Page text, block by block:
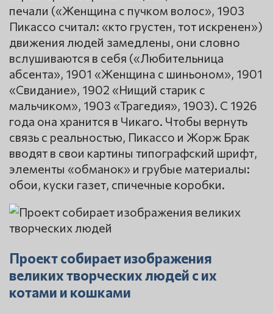
печали («Женщина с пучком волос», 1903
Пикассо считал: «кто грустен, тот искренен»)
движения людей замедлены, они словно
вслушиваются в себя («Любительница
абсента», 1901 «Женщина с шиньоном», 1901
«Свидание», 1902 «Нищий старик с
мальчиком», 1903 «Трагедия», 1903). С 1926
года она хранится в Чикаго. Чтобы вернуть
связь с реальностью, Пикассо и Жорж Брак
вводят в свои картины типографский шрифт,
элементы «обманок» и грубые материалы:
обои, куски газет, спичечные коробки.
Проект собирает изображения
великих творческих людей с их
котами и кошками